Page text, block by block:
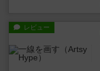
レビュー